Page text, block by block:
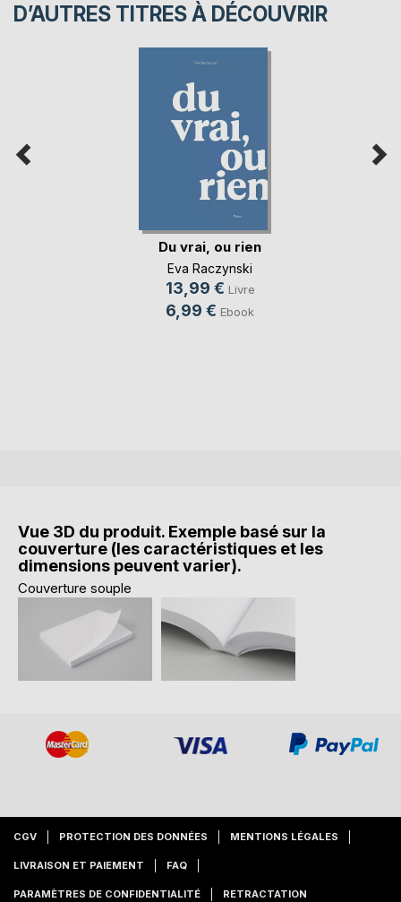
D’AUTRES TITRES À DÉCOUVRIR
Du vrai, ou rien
Eva Raczynski
13,99 € Livre
6,99 € Ebook
Vue 3D du produit. Exemple basé sur la
couverture (les caractéristiques et les
dimensions peuvent varier).
Couverture souple
CGV PROTECTION DES DONNÉES MENTIONS LÉGALES
LIVRAISON ET PAIEMENT FAQ
PARAMÈTRES DE CONFIDENTIALITÉ RETRACTATION